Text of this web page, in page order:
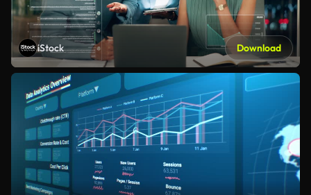
iStock Download